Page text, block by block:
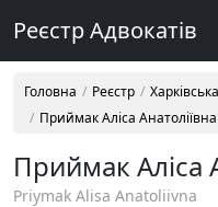
Реєстр Адвокатів
Головна Реєстр
Приймак Аліса Анатоліївна
Приймак Аліса
Priymak Alisa Anatoliivna